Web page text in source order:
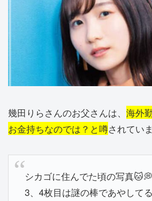
幾田りらさんのお父さんは、 海外
お金持ちなのでは？と噂されていま
シカゴに住んでた頃の写真🐱💭
3、4枚目は謎の棒であやして